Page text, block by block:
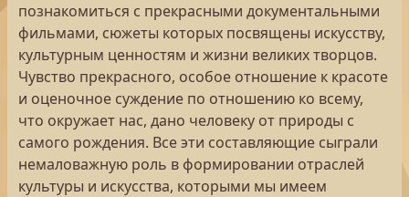
познакомиться с прекрасными документальными
фильмами, сюжеты которых посвящены искусству,
культурным ценностям и жизни великих творцов.
Чувство прекрасного, особое отношение к красоте
и оценочное суждение по отношению ко всему,
что окружает нас, дано человеку от природы с
самого рождения. Все эти составляющие сыграли
немаловажную роль в формировании отраслей
культуры и искусства, которыми мы имеем